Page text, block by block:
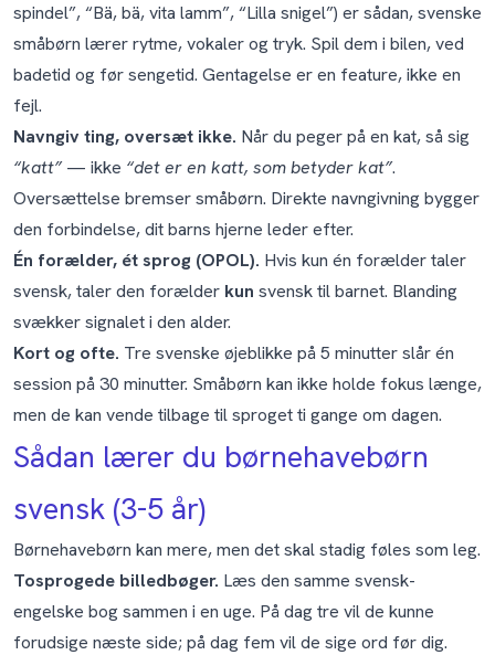
spindel”, “Bä, bä, vita lamm”, “Lilla snigel”) er sådan, svenske
småbørn lærer rytme, vokaler og tryk. Spil dem i bilen, ved
badetid og før sengetid. Gentagelse er en feature, ikke en
fejl.
Navngiv ting, oversæt ikke. Når du peger på en kat, så sig
“katt”— ikke “det er en katt, som betyder kat”.
Oversættelse bremser småbørn. Direkte navngivning bygger
den forbindelse, dit barns hjerne leder efter.
Én forælder, ét sprog (OPOL). Hvis kun én forælder taler
svensk, taler den forælder kun svensk til barnet. Blanding
svækker signalet i den alder.
Kort og ofte. Tre svenske øjeblikke på 5 minutter slår én
session på 30 minutter. Småbørn kan ikke holde fokus længe,
men de kan vende tilbage til sproget ti gange om dagen.
Sådan lærer du børnehavebørn
svensk (3-5 år)
Børnehavebørn kan mere, men det skal stadig føles som leg.
Tosprogede billedbøger. Læs den samme svensk-
engelske bog sammen i en uge. På dag tre vil de kunne
forudsige næste side; på dag fem vil de sige ord før dig.